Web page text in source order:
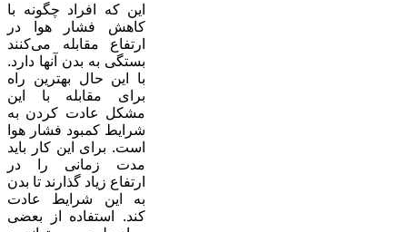
این که افراد چگونه با
کاهش فشار هوا در
ارتفاع مقابله می‌کنند
بستگی به بدن آنها دارد.
با این حال بهترین راه
برای مقابله با این
مشکل عادت کردن به
شرایط کمبود فشار هوا
است. برای این کار باید
مدت زمانی را در
ارتفاع زیاد گذارند تا بدن
به این شرایط عادت
کند. استفاده از بعضی